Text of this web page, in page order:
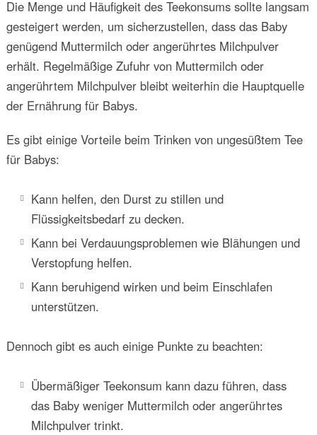
Die Menge und Häufigkeit des Teekonsums sollte langsam
gesteigert werden, um sicherzustellen, dass das Baby
genügend Muttermilch oder angerührtes Milchpulver
erhält. Regelmäßige Zufuhr von Muttermilch oder
angerührtem Milchpulver bleibt weiterhin die Hauptquelle
der Ernährung für Babys.
Es gibt einige Vorteile beim Trinken von ungesüßtem Tee
für Babys:
Kann helfen, den Durst zu stillen und
Flüssigkeitsbedarf zu decken.
Kann bei Verdauungsproblemen wie Blähungen und
Verstopfung helfen.
Kann beruhigend wirken und beim Einschlafen
unterstützen.
Dennoch gibt es auch einige Punkte zu beachten:
Übermäßiger Teekonsum kann dazu führen, dass
das Baby weniger Muttermilch oder angerührtes
Milchpulver trinkt.